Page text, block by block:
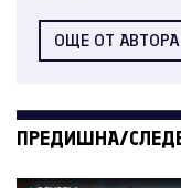
ОЩЕ ОТ АВТОРА
ПРЕДИШНА/